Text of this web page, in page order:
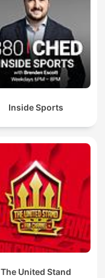
Inside Sports
The United Stand